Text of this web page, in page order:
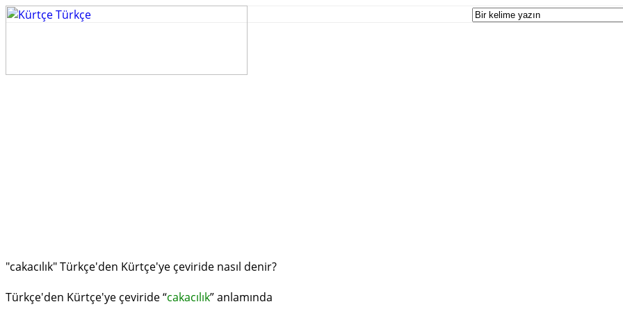
"cakacılık" Türkçe'den Kürtçe'ye çeviride nasıl denir?
Türkçe'den Kürtçe'ye çeviride “cakacılık” anlamında